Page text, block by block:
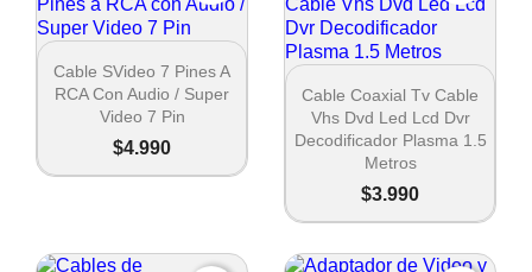
 Vista rápida
Cable SVideo 7 Pines A
RCA Con Audio / Super
Video 7 Pin
$4.990
 Vista rápida
Cable Coaxial Tv Cable
Vhs Dvd Led Lcd Dvr
Decodificador Plasma 1.5
Metros
$3.990